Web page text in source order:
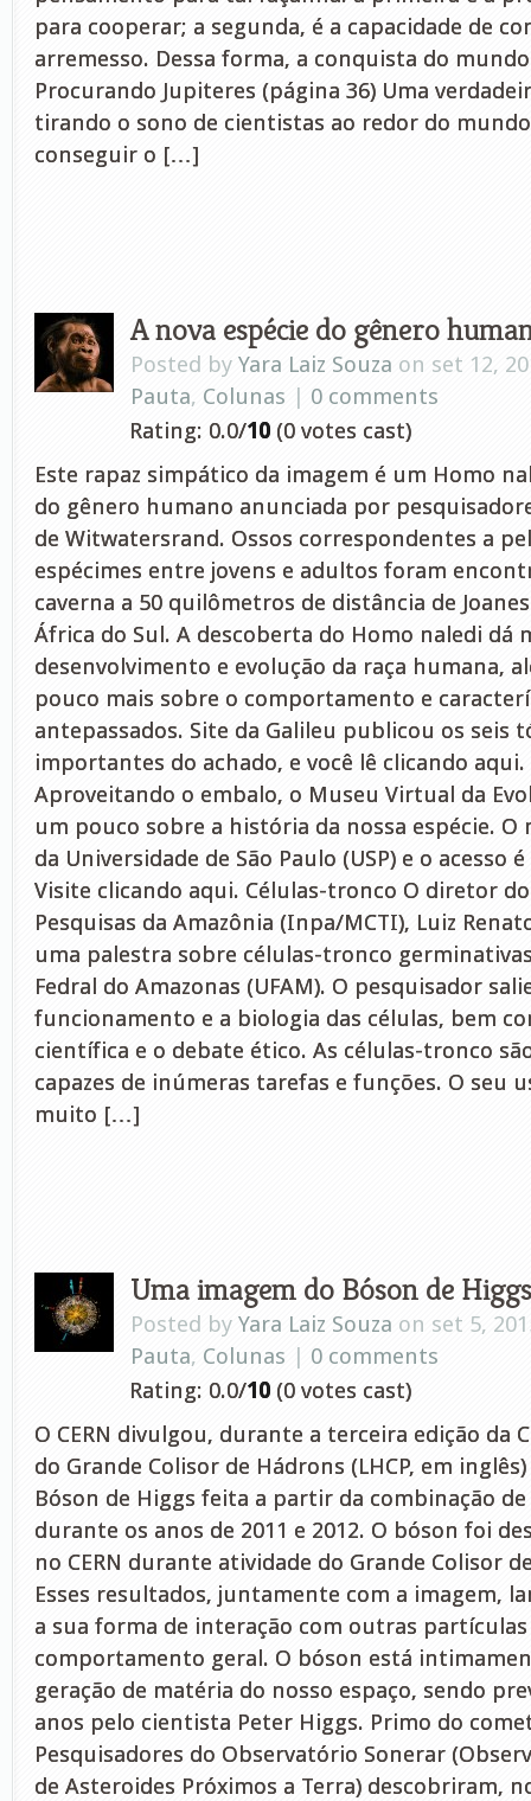
para cooperar; a segunda, é a capacidade de
arremesso. Dessa forma, a conquista do
Procurando Jupiteres (página 36) Uma
tirando o sono de cientistas ao redor do
conseguir o […]
A nova espécie do gênero
Posted by Yara Laiz Souza on set 12,
Pauta, Colunas | 0 comments
Rating: 0.0/10 (0 votes cast)
Este rapaz simpático da imagem é um Homo
do gênero humano anunciada por
de Witwatersrand. Ossos correspondentes a
espécimes entre jovens e adultos foram
caverna a 50 quilômetros de distância de
África do Sul. A descoberta do Homo naledi dá
desenvolvimento e evolução da raça humana,
pouco mais sobre o comportamento e
antepassados. Site da Galileu publicou os seis
importantes do achado, e você lê clicando
Aproveitando o embalo, o Museu Virtual da
um pouco sobre a história da nossa espécie. O
da Universidade de São Paulo (USP) e o acesso
Visite clicando aqui. Células-tronco O diretor
Pesquisas da Amazônia (Inpa/MCTI), Luiz
uma palestra sobre células-tronco
Fedral do Amazonas (UFAM). O pesquisador
funcionamento e a biologia das células, bem
científica e o debate ético. As células-tronco
capazes de inúmeras tarefas e funções. O seu
muito […]
Uma imagem do Bóson de Higgs
Posted by Yara Laiz Souza on set 5,
Pauta, Colunas | 0 comments
Rating: 0.0/10 (0 votes cast)
O CERN divulgou, durante a terceira edição da
do Grande Colisor de Hádrons (LHCP, em
Bóson de Higgs feita a partir da combinação
durante os anos de 2011 e 2012. O bóson foi
no CERN durante atividade do Grande Colisor
Esses resultados, juntamente com a imagem,
a sua forma de interação com outras partículas
comportamento geral. O bóson está
geração de matéria do nosso espaço, sendo
anos pelo cientista Peter Higgs. Primo do
Pesquisadores do Observatório Sonerar
de Asteroides Próximos a Terra) descobriram,